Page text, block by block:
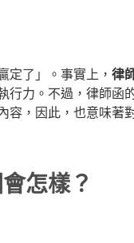
定了」。事實上， 律
行力。不過，律師函
容，因此，也意味著
怎樣？